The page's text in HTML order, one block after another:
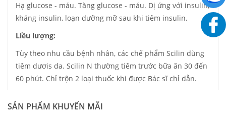
Hạ glucose - máu. Tăng glucose - máu. Dị ứng với insulin,
kháng insulin, loạn dưỡng mỡ sau khi tiêm insulin.
Liều lượng:
Tùy theo nhu cầu bệnh nhân, các chế phẩm Scilin dùng
tiêm dươis da. Scilin N thường tiêm trước bữa ăn 30 đến
60 phút. Chỉ trộn 2 loại thuốc khi được Bác sĩ chỉ dẫn.
SẢN PHẨM KHUYẾN MÃI